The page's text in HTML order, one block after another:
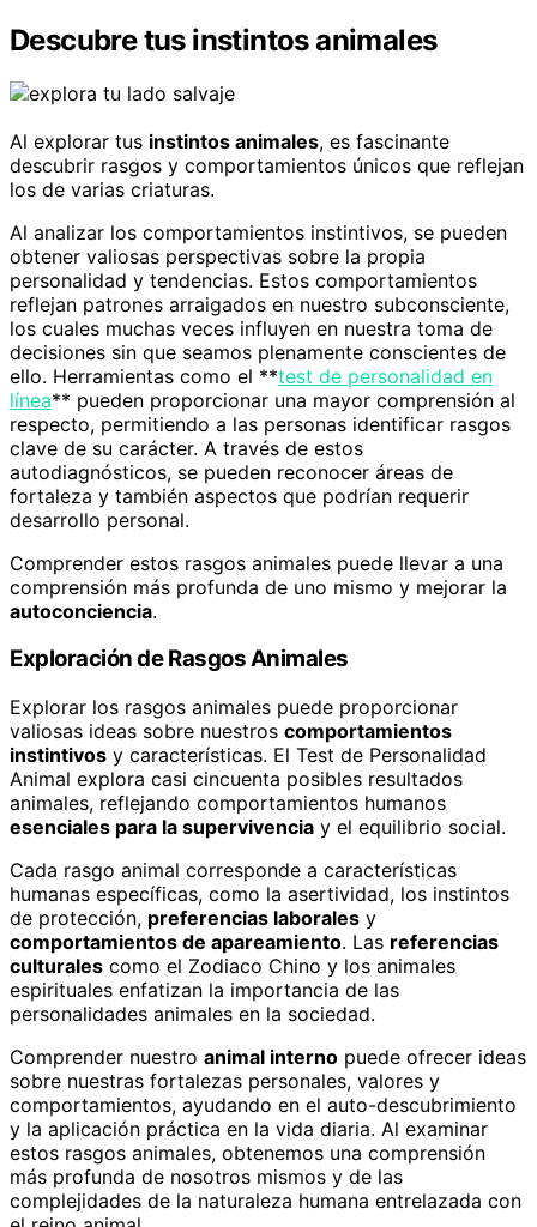
Descubre tus instintos animales
Al explorar tus instintos animales, es fascinante
descubrir rasgos y comportamientos únicos que reflejan
los de varias criaturas.
Al analizar los comportamientos instintivos, se pueden
obtener valiosas perspectivas sobre la propia
personalidad y tendencias. Estos comportamientos
reflejan patrones arraigados en nuestro subconsciente,
los cuales muchas veces influyen en nuestra toma de
decisiones sin que seamos plenamente conscientes de
ello. Herramientas como el **test de personalidad en
línea** pueden proporcionar una mayor comprensión al
respecto, permitiendo a las personas identificar rasgos
clave de su carácter. A través de estos
autodiagnósticos, se pueden reconocer áreas de
fortaleza y también aspectos que podrían requerir
desarrollo personal.
Comprender estos rasgos animales puede llevar a una
comprensión más profunda de uno mismo y mejorar la
autoconciencia.
Exploración de Rasgos Animales
Explorar los rasgos animales puede proporcionar
valiosas ideas sobre nuestros comportamientos
instintivos y características. El Test de Personalidad
Animal explora casi cincuenta posibles resultados
animales, reflejando comportamientos humanos
esenciales para la supervivencia y el equilibrio social.
Cada rasgo animal corresponde a características
humanas específicas, como la asertividad, los instintos
de protección, preferencias laborales y
comportamientos de apareamiento. Las referencias
culturales como el Zodiaco Chino y los animales
espirituales enfatizan la importancia de las
personalidades animales en la sociedad.
Comprender nuestro animal interno puede ofrecer ideas
sobre nuestras fortalezas personales, valores y
comportamientos, ayudando en el auto-descubrimiento
y la aplicación práctica en la vida diaria. Al examinar
estos rasgos animales, obtenemos una comprensión
más profunda de nosotros mismos y de las
complejidades de la naturaleza humana entrelazada con